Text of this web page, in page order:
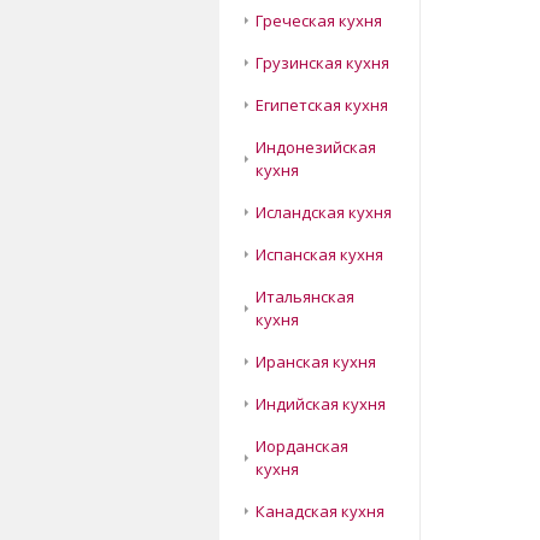
Греческая кухня
Грузинская кухня
Египетская кухня
Индонезийская
кухня
Исландская кухня
Испанская кухня
Итальянская
кухня
Иранская кухня
Индийская кухня
Иорданская
кухня
Канадская кухня